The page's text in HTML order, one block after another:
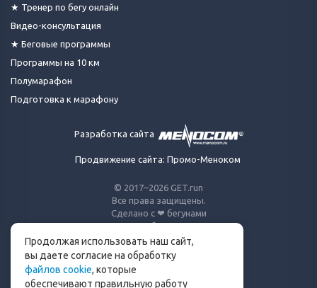
© 2017–2026 GET.run
Все права защищены.
Сделано с ❤ бегунами
для бегунов
Телеграм-канал Get.run
Беговой чат в Телеграм
★ Тренер по бегу онлайн
Видео-консультация
★ Беговые программы
Программы на 10 км
Полумарафон
Подготовка к марафону
Разработка сайта
Продвижение сайта: Промо-Меноком
Продолжая использовать наш сайт,
вы даете согласие на обработку
файлов cookie, которые
обеспечивают правильную работу